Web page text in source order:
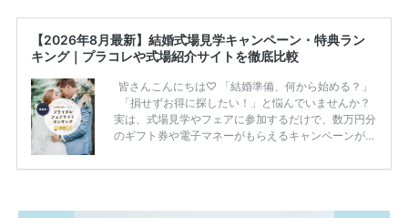
【2026年8月最新】結婚式場見学キャンペーン・特典ラン
キング｜プラコレや式場紹介サイトを徹底比較
皆さんこんにちは♡ 「結婚準備、何から始める？」
「損せずお得に探したい！」と悩んでいませんか？
実は、式場見学やフェアに参加するだけで、数万円分
のギフト券や電子マネーがもらえるキャンペーンがあ
ため、比較せずに選ぶと損をしてしまうことも……。